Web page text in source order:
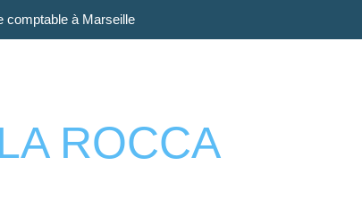
comptable à Marseille
ROCCA